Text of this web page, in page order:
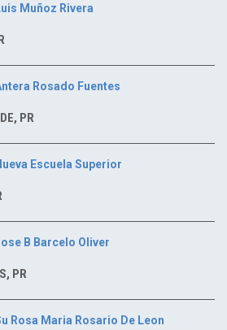
Muñoz Rivera
Rosado Fuentes
PR
Escuela Superior
B Barcelo Oliver
PR
Rosa Maria Rosario De Leon